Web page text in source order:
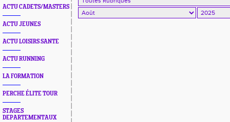
ACTU CADETS/MASTERS
ACTU JEUNES
ACTU LOISIRS SANTE
ACTU RUNNING
LA FORMATION
PERCHE ÉLITE TOUR
STAGES
DEPARTEMENTAUX